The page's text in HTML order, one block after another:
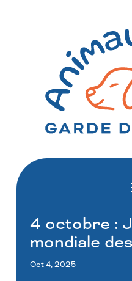
4 octobre :
mondiale
Oct 4, 2025